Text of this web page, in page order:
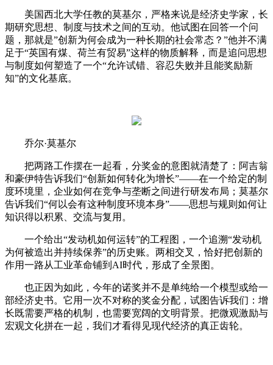
美国西北大学任教的莫基尔，严格来说是经济史学家，长
期研究思想、制度与技术之间的互动。他试图在回答一个问
题，那就是”创新为何会成为一种长期的社会常态？”他并不满
足于“英国有煤、荷兰有贸易”这样的物质解释，而是追问思想
与制度如何塑造了一个“允许试错、容忍失败并且能奖励新
知”的文化基底。
乔尔·莫基尔
把两路工作摆在一起看，分奖金的意图就清楚了：阿吉翁
和豪伊特告诉我们“创新如何转化为增长”——在一个给定的制
度环境里，企业如何在竞争与垄断之间进行研发布局；莫基尔
告诉我们“何以会有这种制度环境本身”——思想与规则如何让
知识得以积累、交流与复用。
一个给出“发动机如何运转”的工程图，一个追溯“发动机
为何被造出并持续保养”的历史账。两相交叉，恰好把创新的
作用一路从工业革命铺到AI时代，形成了全景图。
也正因为如此，今年的诺奖并不是单纯给一个模型或给一
部经济史书。它用一次不对称的奖金分配，试图告诉我们：增
长既需要严格的机制，也需要宽阔的文明背景。把微观激励与
宏观文化拼在一起，我们才看得见现代经济的真正齿轮。